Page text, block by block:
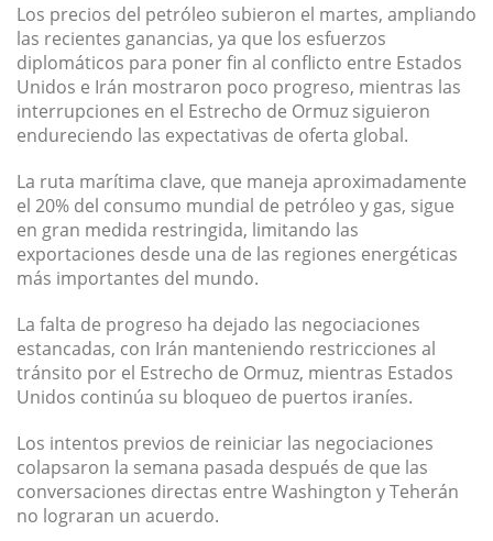
Los precios del petróleo subieron el martes, ampliando
las recientes ganancias, ya que los esfuerzos
diplomáticos para poner fin al conflicto entre Estados
Unidos e Irán mostraron poco progreso, mientras las
interrupciones en el Estrecho de Ormuz siguieron
endureciendo las expectativas de oferta global.
La ruta marítima clave, que maneja aproximadamente
el 20% del consumo mundial de petróleo y gas, sigue
en gran medida restringida, limitando las
exportaciones desde una de las regiones energéticas
más importantes del mundo.
La falta de progreso ha dejado las negociaciones
estancadas, con Irán manteniendo restricciones al
tránsito por el Estrecho de Ormuz, mientras Estados
Unidos continúa su bloqueo de puertos iraníes.
Los intentos previos de reiniciar las negociaciones
colapsaron la semana pasada después de que las
conversaciones directas entre Washington y Teherán
no lograran un acuerdo.